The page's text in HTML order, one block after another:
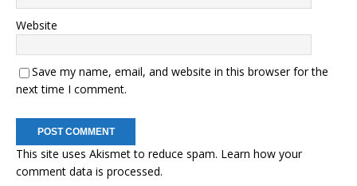
Website
Save my name, email, and website in this browser for the
next time I comment.
This site uses Akismet to reduce spam. Learn how your
comment data is processed.